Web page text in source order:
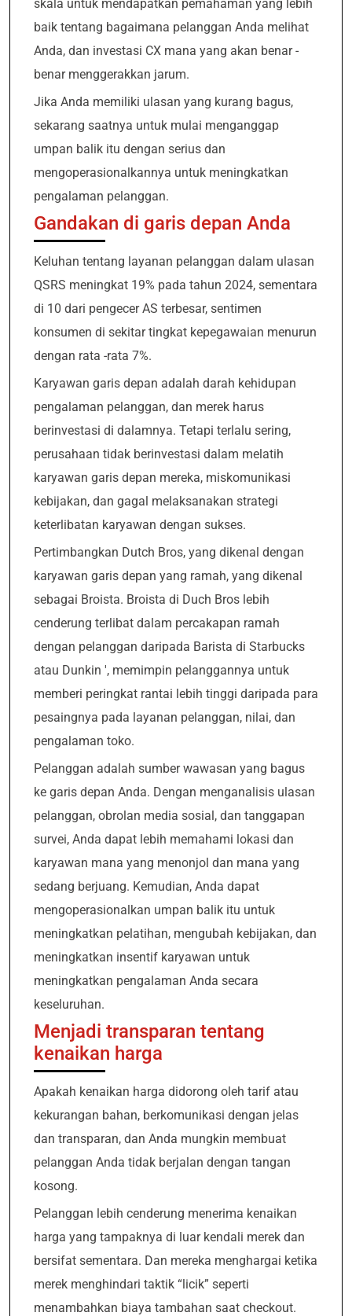
skala untuk mendapatkan pemahaman yang lebih
baik tentang bagaimana pelanggan Anda melihat
Anda, dan investasi CX mana yang akan benar -
benar menggerakkan jarum.
Jika Anda memiliki ulasan yang kurang bagus,
sekarang saatnya untuk mulai menganggap
umpan balik itu dengan serius dan
mengoperasionalkannya untuk meningkatkan
pengalaman pelanggan.
Gandakan di garis depan Anda
Keluhan tentang layanan pelanggan dalam ulasan
QSRS meningkat 19% pada tahun 2024, sementara
di 10 dari pengecer AS terbesar, sentimen
konsumen di sekitar tingkat kepegawaian menurun
dengan rata -rata 7%.
Karyawan garis depan adalah darah kehidupan
pengalaman pelanggan, dan merek harus
berinvestasi di dalamnya. Tetapi terlalu sering,
perusahaan tidak berinvestasi dalam melatih
karyawan garis depan mereka, miskomunikasi
kebijakan, dan gagal melaksanakan strategi
keterlibatan karyawan dengan sukses.
Pertimbangkan Dutch Bros, yang dikenal dengan
karyawan garis depan yang ramah, yang dikenal
sebagai Broista. Broista di Duch Bros lebih
cenderung terlibat dalam percakapan ramah
dengan pelanggan daripada Barista di Starbucks
atau Dunkin ', memimpin pelanggannya untuk
memberi peringkat rantai lebih tinggi daripada para
pesaingnya pada layanan pelanggan, nilai, dan
pengalaman toko.
Pelanggan adalah sumber wawasan yang bagus
ke garis depan Anda. Dengan menganalisis ulasan
pelanggan, obrolan media sosial, dan tanggapan
survei, Anda dapat lebih memahami lokasi dan
karyawan mana yang menonjol dan mana yang
sedang berjuang. Kemudian, Anda dapat
mengoperasionalkan umpan balik itu untuk
meningkatkan pelatihan, mengubah kebijakan, dan
meningkatkan insentif karyawan untuk
meningkatkan pengalaman Anda secara
keseluruhan.
Menjadi transparan tentang
kenaikan harga
Apakah kenaikan harga didorong oleh tarif atau
kekurangan bahan, berkomunikasi dengan jelas
dan transparan, dan Anda mungkin membuat
pelanggan Anda tidak berjalan dengan tangan
kosong.
Pelanggan lebih cenderung menerima kenaikan
harga yang tampaknya di luar kendali merek dan
bersifat sementara. Dan mereka menghargai ketika
merek menghindari taktik “licik” seperti
menambahkan biaya tambahan saat checkout.